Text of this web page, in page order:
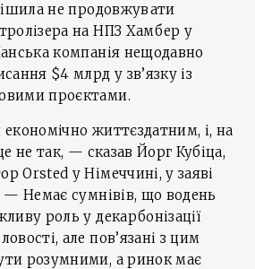
не продовжувати
на НПЗ Хамбер у
компанія нещодавно
$4 млрд у зв’язку із
проєктами.
життєздатним, і, на
не так, — сказав Йорг Кубіца,
Orsted у Німеччині, у заяві
— Немає сумнівів, що водень
роль у декарбонізації
але пов’язані з цим
розумними, а ринок має